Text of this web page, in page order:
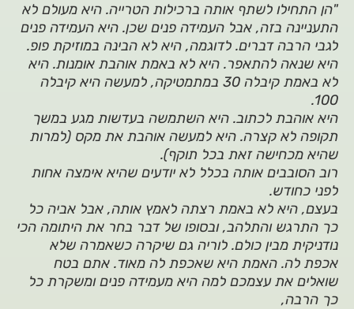
"הן התחילו לשתף אותה ברכילות הטרייה. היא מעולם לא
התעניינה בזה, אבל העמידה פנים שכן. היא העמידה פנים
לגבי הרבה דברים. לדוגמה, היא לא הבינה במוזיקת פופ.
היא שנאה להתאפר. היא לא באמת אוהבת אומנות. היא
לא באמת קיבלה 30 במתמטיקה, למעשה היא קיבלה
100.
היא אוהבת לכתוב. היא השתמשה בעדשות מגע במשך
תקופה לא קצרה. היא למעשה אוהבת את מקס (למרות
שהיא מכחישה זאת בכל תוקף).
רוב הסובבים אותה בכלל לא יודעים שהיא אימצה אחות
לפני כחודש.
בעצם, היא לא באמת רצתה לאמץ אותה, אבל אביה כל
כך התרגש והתלהב, ובסופו של דבר בחר את היתומה הכי
נודניקית מבין כולם. לוריה גם שיקרה כשאמרה שלא
אכפת לה. האמת היא שאכפת לה מאוד. אתם בטח
שואלים את עצמכם למה היא מעמידה פנים ומשקרת כל
כך הרבה,